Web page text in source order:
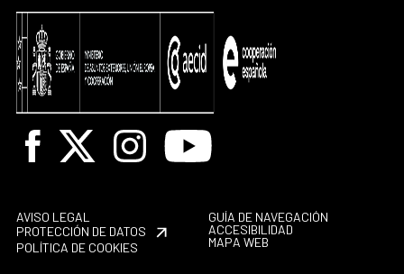
Facebook
X InstagramYoutube
AVISO LEGAL
PROTECCIÓN DE DATOS
POLÍTICA DE COOKIES
GUÍA DE NAVEGACIÓN
ACCESIBILIDAD
MAPA WEB